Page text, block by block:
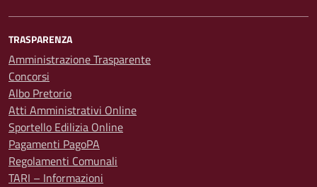
TRASPARENZA
Amministrazione Trasparente
Concorsi
Albo Pretorio
Atti Amministrativi Online
Sportello Edilizia Online
Pagamenti PagoPA
Regolamenti Comunali
TARI – Informazioni